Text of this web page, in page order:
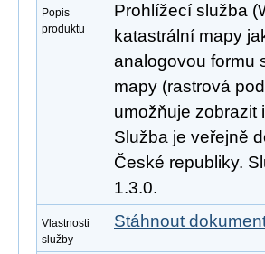
Popis
produktu
Prohlížecí služba
katastrální mapy
analogovou formu
mapy (rastrová
umožňuje zobrazit
Služba je veřejně
České republiky.
1.3.0.
Vlastnosti
služby
Stáhnout